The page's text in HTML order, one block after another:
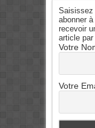
Saisissez
abonner
recevoir
article par
Votre
Votre